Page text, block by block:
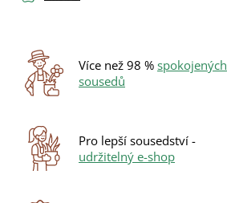
Více než 98 % spokojených
sousedů
Pro lepší sousedství -
udržitelný e-shop